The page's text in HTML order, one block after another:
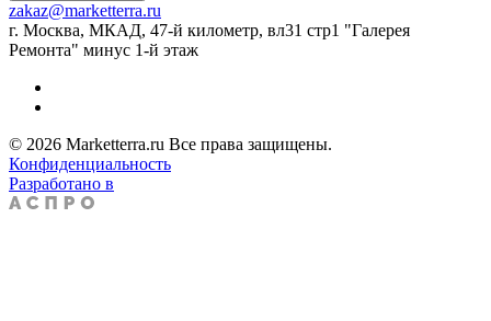
zakaz@marketterra.ru
г. Москва, МКАД, 47-й километр, вл31 стр1 "Галерея
Ремонта" минус 1-й этаж
© 2026 Marketterra.ru Все права защищены.
Конфиденциальность
Разработано в